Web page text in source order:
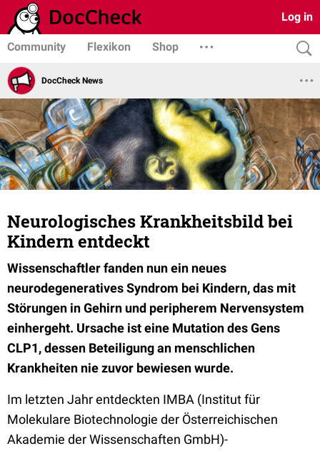
Log in
Community Flexikon Shop
DocCheck News
Neurologisches Krankheitsbild bei
Kindern entdeckt
Wissenschaftler fanden nun ein neues
neurodegeneratives Syndrom bei Kindern, das mit
Störungen in Gehirn und peripherem Nervensystem
einhergeht. Ursache ist eine Mutation des Gens
CLP1, dessen Beteiligung an menschlichen
Krankheiten nie zuvor bewiesen wurde.
Im letzten Jahr entdeckten IMBA (Institut für
Molekulare Biotechnologie der Österreichischen
Akademie der Wissenschaften GmbH)-